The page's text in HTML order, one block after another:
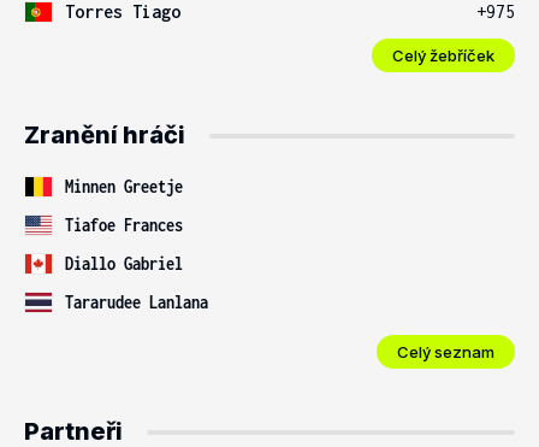
Torres Tiago
+975
Celý žebříček
Zranění hráči
Minnen Greetje
Tiafoe Frances
Diallo Gabriel
Tararudee Lanlana
Celý seznam
Partneři